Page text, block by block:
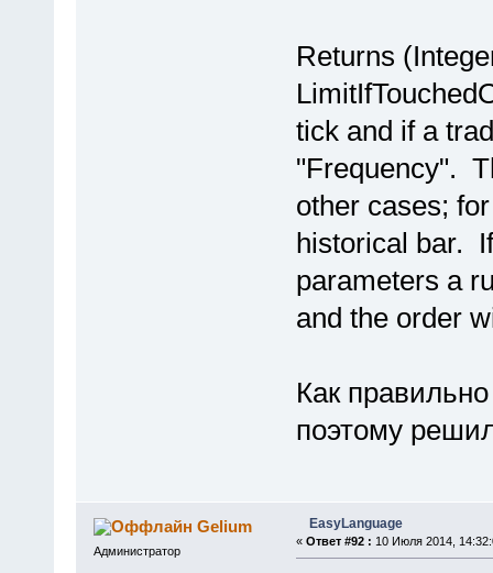
Returns
tick and if a
"Frequency".
other cases;
historical bar.
parameters a
and the order
Как
поэтому
Gelium
Администратор
EasyLanguage
« Ответ #92 : 10 Июля 2014,